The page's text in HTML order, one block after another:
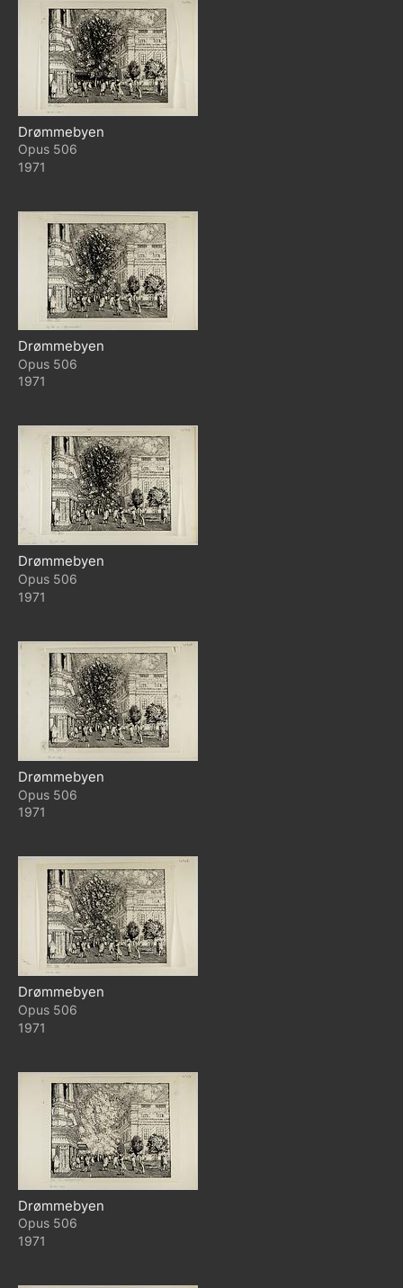
Drømmebyen
506
1971
Drømmebyen
506
1971
Drømmebyen
506
1971
Drømmebyen
506
1971
Drømmebyen
506
1971
Drømmebyen
506
1971